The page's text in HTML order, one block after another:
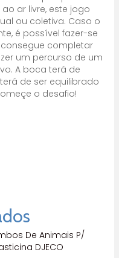
ar livre, este jogo
ou coletiva. Caso o
é possível fazer-se
completar
um percurso de um
A boca terá de
de ser equilibrado
o desafio!